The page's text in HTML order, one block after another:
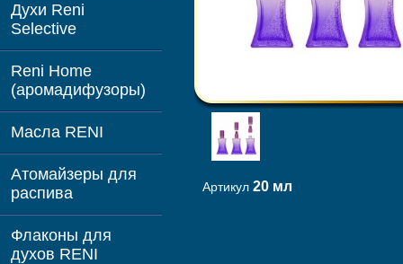
Духи Reni
Selective
Reni Home
(аромадифузоры)
Масла RENI
Атомайзеры для
распива
Флаконы для
духов RENI
Артикул 20 мл